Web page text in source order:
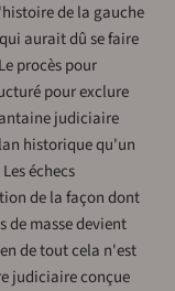
de la gauche
aurait dû se faire
procès pour
pour exclure
judiciaire
historique qu'un
échecs
de la façon dont
de masse devient
de tout cela n'est
judiciaire conçue